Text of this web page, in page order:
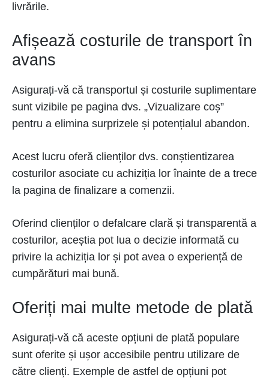
livrările.
Afișează costurile de transport în
avans
Asigurați-vă că transportul și costurile suplimentare
sunt vizibile pe pagina dvs. „Vizualizare coș”
pentru a elimina surprizele și potențialul abandon.
Acest lucru oferă clienților dvs. conștientizarea
costurilor asociate cu achiziția lor înainte de a trece
la pagina de finalizare a comenzii.
Oferind clienților o defalcare clară și transparentă a
costurilor, aceștia pot lua o decizie informată cu
privire la achiziția lor și pot avea o experiență de
cumpărături mai bună.
Oferiți mai multe metode de plată
Asigurați-vă că aceste opțiuni de plată populare
sunt oferite și ușor accesibile pentru utilizare de
către clienți. Exemple de astfel de opțiuni pot